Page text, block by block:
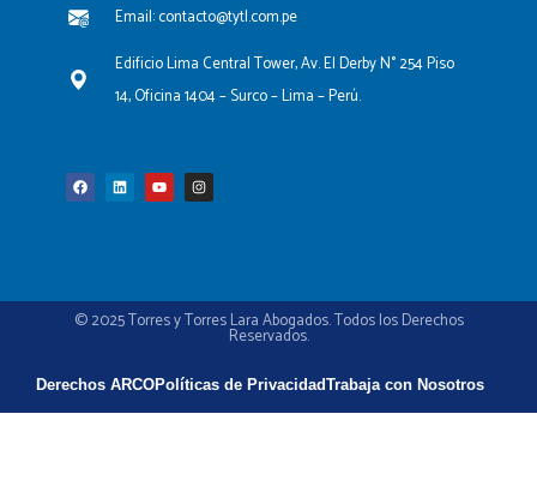
Email: contacto@tytl.com.pe
Edificio Lima Central Tower, Av. El Derby N° 254 Piso
14, Oficina 1404 – Surco – Lima – Perú.
c
e
b
k
e
u
t
u
s
t
a
© 2025 Torres y Torres Lara Abogados. Todos los Derechos
Reservados.
Derechos ARCOPolíticas de PrivacidadTrabaja con Nosotros